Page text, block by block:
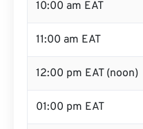
10:00 am EAT
11:00 am EAT
12:00 pm EAT (noon)
01:00 pm EAT